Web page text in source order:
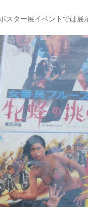
スター展イベントでは展